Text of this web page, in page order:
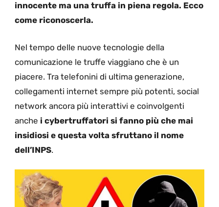
innocente ma una truffa in piena regola. Ecco
come riconoscerla.
Nel tempo delle nuove tecnologie della
comunicazione le truffe viaggiano che è un
piacere. Tra telefonini di ultima generazione,
collegamenti internet sempre più potenti, social
network ancora più interattivi e coinvolgenti
anche i cybertruffatori si fanno più che mai
insidiosi e questa volta sfruttano il nome
dell’INPS.